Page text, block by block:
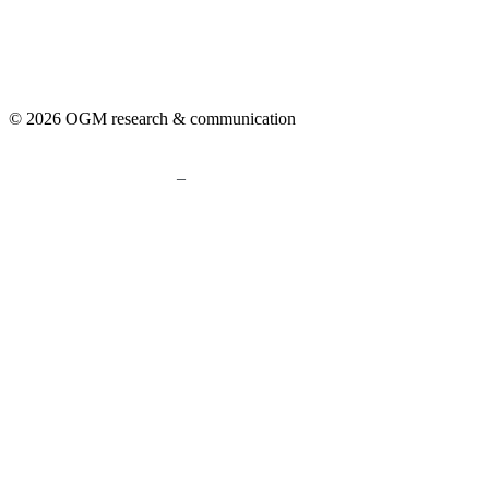
© 2026 OGM research & communication
–